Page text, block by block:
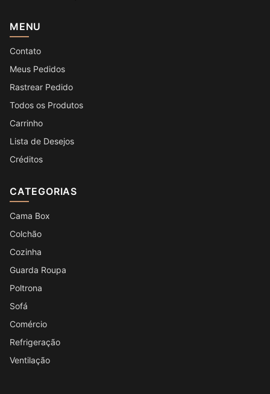
MENU
Contato
Meus Pedidos
Rastrear Pedido
Todos os Produtos
Carrinho
Lista de Desejos
Créditos
CATEGORIAS
Cama Box
Colchão
Cozinha
Guarda Roupa
Poltrona
Sofá
Comércio
Refrigeração
Ventilação